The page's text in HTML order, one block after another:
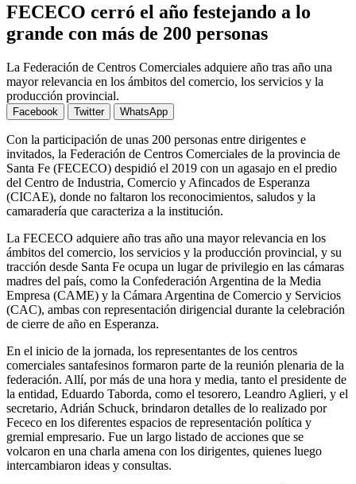
FECECO cerró el año festejando a lo
grande con más de 200 personas
La Federación de Centros Comerciales adquiere año tras año una
mayor relevancia en los ámbitos del comercio, los servicios y la
producción provincial.
Facebook Twitter WhatsApp
Con la participación de unas 200 personas entre dirigentes e
invitados, la Federación de Centros Comerciales de la provincia de
Santa Fe (FECECO) despidió el 2019 con un agasajo en el predio
del Centro de Industria, Comercio y Afincados de Esperanza
(CICAE), donde no faltaron los reconocimientos, saludos y la
camaradería que caracteriza a la institución.
La FECECO adquiere año tras año una mayor relevancia en los
ámbitos del comercio, los servicios y la producción provincial, y su
tracción desde Santa Fe ocupa un lugar de privilegio en las cámaras
madres del país, como la Confederación Argentina de la Media
Empresa (CAME) y la Cámara Argentina de Comercio y Servicios
(CAC), ambas con representación dirigencial durante la celebración
de cierre de año en Esperanza.
En el inicio de la jornada, los representantes de los centros
comerciales santafesinos formaron parte de la reunión plenaria de la
federación. Allí, por más de una hora y media, tanto el presidente de
la entidad, Eduardo Taborda, como el tesorero, Leandro Aglieri, y el
secretario, Adrián Schuck, brindaron detalles de lo realizado por
Fececo en los diferentes espacios de representación política y
gremial empresario. Fue un largo listado de acciones que se
volcaron en una charla amena con los dirigentes, quienes luego
intercambiaron ideas y consultas.